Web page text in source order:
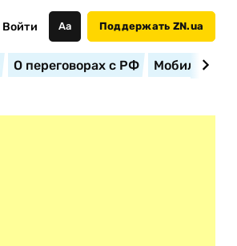
Войти Аа Поддержать ZN.ua
О переговорах с РФ